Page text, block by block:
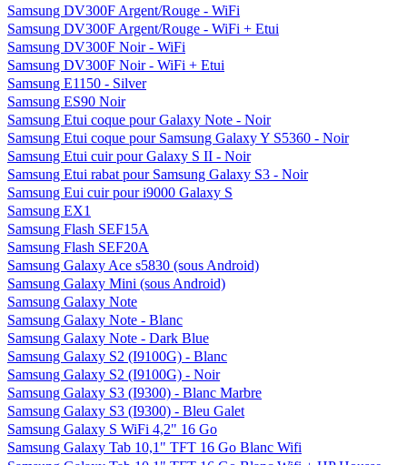
Samsung DV300F Argent/Rouge - WiFi
Samsung DV300F Argent/Rouge - WiFi + Etui
Samsung DV300F Noir - WiFi
Samsung DV300F Noir - WiFi + Etui
Samsung E1150 - Silver
Samsung ES90 Noir
Samsung Etui coque pour Galaxy Note - Noir
Samsung Etui coque pour Samsung Galaxy Y S5360 - Noir
Samsung Etui cuir pour Galaxy S II - Noir
Samsung Etui rabat pour Samsung Galaxy S3 - Noir
Samsung Eui cuir pour i9000 Galaxy S
Samsung EX1
Samsung Flash SEF15A
Samsung Flash SEF20A
Samsung Galaxy Ace s5830 (sous Android)
Samsung Galaxy Mini (sous Android)
Samsung Galaxy Note
Samsung Galaxy Note - Blanc
Samsung Galaxy Note - Dark Blue
Samsung Galaxy S2 (I9100G) - Blanc
Samsung Galaxy S2 (I9100G) - Noir
Samsung Galaxy S3 (I9300) - Blanc Marbre
Samsung Galaxy S3 (I9300) - Bleu Galet
Samsung Galaxy S WiFi 4,2" 16 Go
Samsung Galaxy Tab 10,1" TFT 16 Go Blanc Wifi